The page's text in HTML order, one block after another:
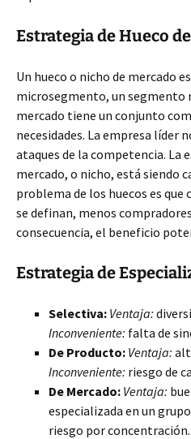
Estrategia de Hueco
Un hueco o nicho de mercado
microsegmento, un segmento
mercado tiene un conjunto
necesidades. La empresa líder
ataques de la competencia. La
mercado, o nicho, está siendo
problema de los huecos es
se definan, menos
consecuencia, el beneficio
Estrategia de
Selectiva: Ventaja:
Inconveniente: falta de
De Producto: Ventaja:
Inconveniente: riesgo de
De Mercado: Ventaja:
especializada en un
riesgo por concentración.